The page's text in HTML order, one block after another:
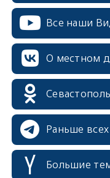
Все наши
О местном
Раньше
Большие